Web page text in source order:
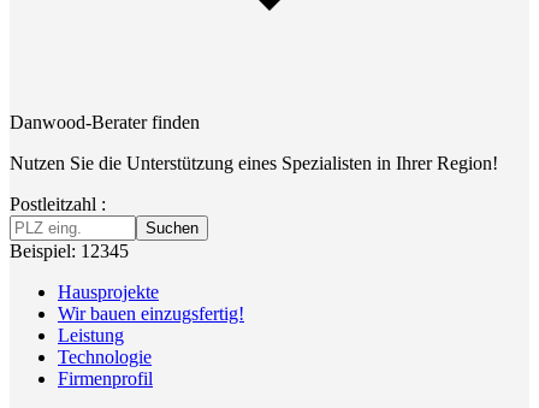
Danwood-Berater finden
Nutzen Sie die Unterstützung eines Spezialisten in Ihrer Region!
Postleitzahl :
Suchen
Beispiel: 12345
Hausprojekte
Wir bauen einzugsfertig!
Leistung
Technologie
Firmenprofil